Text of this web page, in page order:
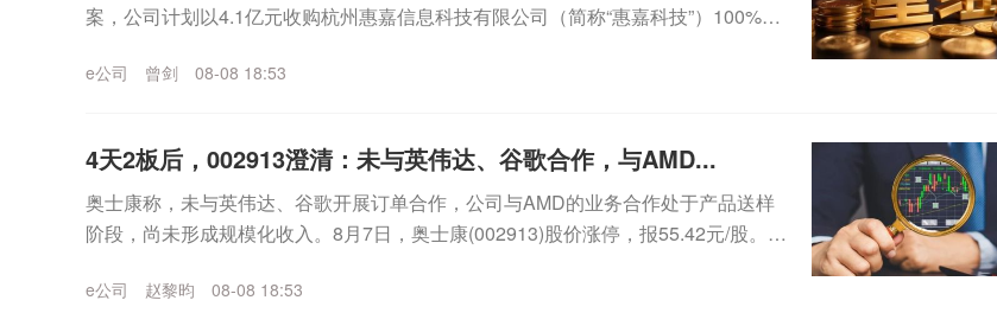
案，公司计划以4.1亿元收购杭州惠嘉信息科技有限公司（简称“惠嘉科技”）100%股
e公司 曾剑 08-08 18:53
4天2板后，002913澄清：未与英伟达、谷歌合作，与AMD...
奥士康称，未与英伟达、谷歌开展订单合作，公司与AMD的业务合作处于产品送样
阶段，尚未形成规模化收入。8月7日，奥士康(002913)股价涨停，报55.42元/股。近
e公司 赵黎昀 08-08 18:53